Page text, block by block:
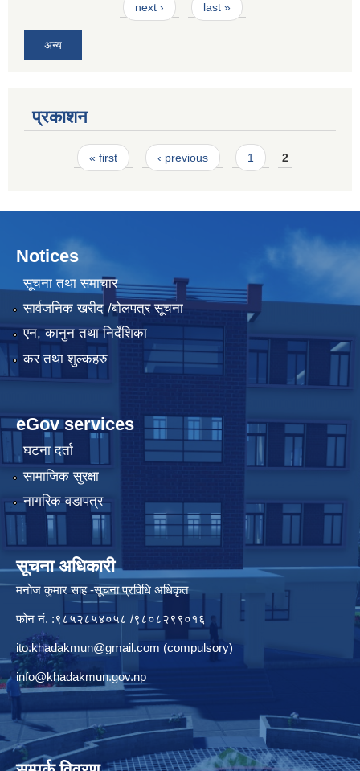
next › last »
अन्य
प्रकाशन
Pages« first ‹ previous 1 2
Notices
सूचना तथा समाचार
सार्वजनिक खरीद /बोलपत्र सूचना
एन, कानुन तथा निर्देशिका
कर तथा शुल्कहरु
eGov services
घटना दर्ता
सामाजिक सुरक्षा
नागरिक वडापत्र
सूचना अधिकारी
मनाेज कुमार साह -सूचना प्रविधि अधिकृत
फोन नं. :९८५२८५४०५८ /९८०८२९९०१६
ito.khadakmun@gmail.com (compulsory)
info@khadakmun.gov.np